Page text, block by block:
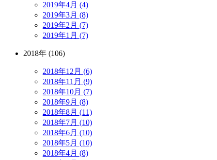
2019年4月 (4)
2019年3月 (8)
2019年2月 (7)
2019年1月 (7)
2018年 (106)
2018年12月 (6)
2018年11月 (9)
2018年10月 (7)
2018年9月 (8)
2018年8月 (11)
2018年7月 (10)
2018年6月 (10)
2018年5月 (10)
2018年4月 (8)